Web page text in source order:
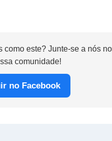
este? Junte-se a nós
comunidade!
no Facebook